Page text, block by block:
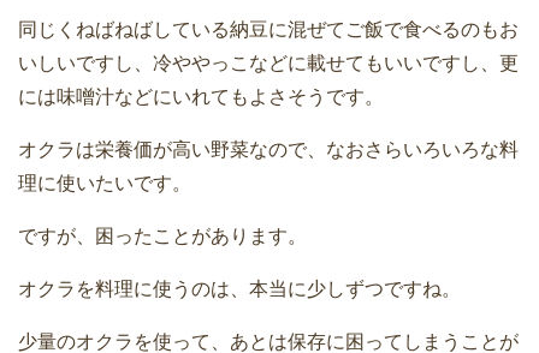
同じくねばねばしている納豆に混ぜてご飯で食べるのもお
いしいですし、冷ややっこなどに載せてもいいですし、更
には味噌汁などにいれてもよさそうです。
オクラは栄養価が高い野菜なので、なおさらいろいろな料
理に使いたいです。
ですが、困ったことがあります。
オクラを料理に使うのは、本当に少しずつですね。
少量のオクラを使って、あとは保存に困ってしまうことが